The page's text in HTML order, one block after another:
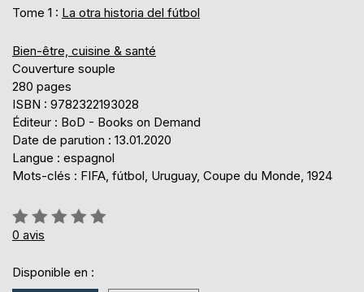
Tome 1 : La otra historia del fútbol
Bien-être, cuisine & santé
Couverture souple
280 pages
ISBN : 9782322193028
Éditeur : BoD - Books on Demand
Date de parution : 13.01.2020
Langue : espagnol
Mots-clés : FIFA, fútbol, Uruguay, Coupe du Monde, 1924
Évaluation:
0%
0 avis
Disponible en :